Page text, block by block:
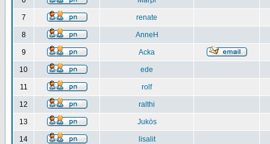
7 renate
8 AnneH
9 Acka
10 ede
11 rolf
12 ralthi
13 Jukös
14 lisalit